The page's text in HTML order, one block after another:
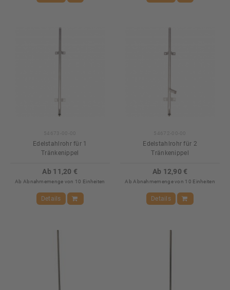
Edelstahlrohr für 1
Tränkenippel
Ab 11,20 €
Ab Abnahmemenge von 10 Einheiten
Details
Edelstahlrohr für 2
Tränkenippel
Ab 12,90 €
Ab Abnahmemenge von 10 Einheiten
Details